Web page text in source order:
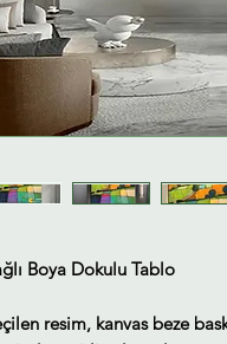
Boya Dokulu Tablo
resim, kanvas beze